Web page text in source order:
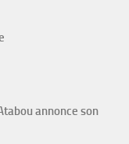
annonce son